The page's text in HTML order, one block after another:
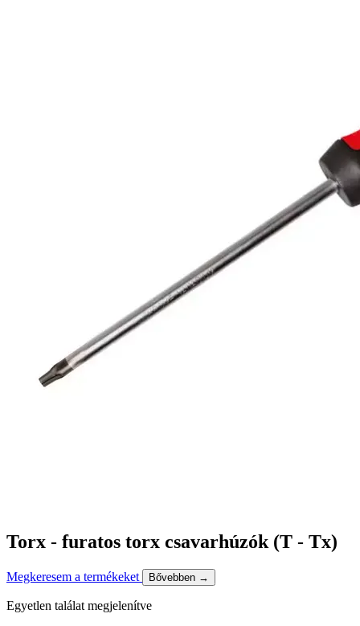
Torx - furatos torx csavarhúzók (T - Tx)
Megkeresem a termékeket Bővebben →
Egyetlen találat megjelenítve